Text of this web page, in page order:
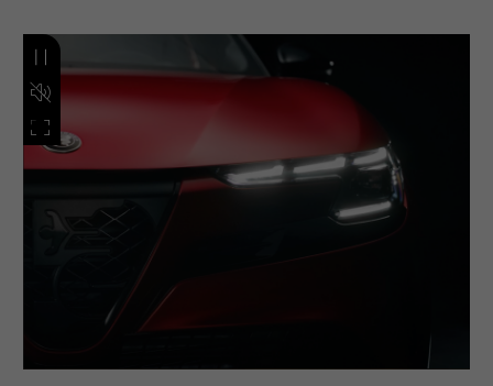
Romeo Junior wird es nun neu interpretiert. Dieses
unverwechselbare Stilelement stammt von historischen
Alfa Romeo Rennwagen und verbessert auch heute noch
die aerodynamische Leistung.